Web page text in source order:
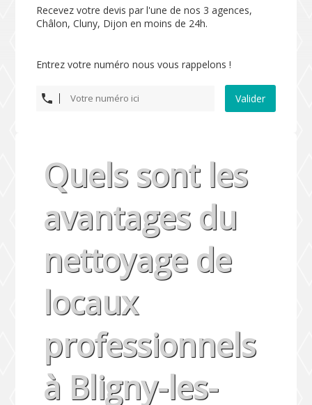
Recevez votre devis par l'une de nos 3 agences,
Châlon, Cluny, Dijon en moins de 24h.
Entrez votre numéro nous vous rappelons !
Valider
Quels sont les
avantages du
nettoyage de
locaux
professionnels
à Bligny-les-